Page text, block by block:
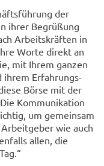
der
ihrer Be­grü­ßung
Ar­beits­kräf­ten in
Worte di­rekt an
mit Ihrem gan­zen
ihrem Er­fah­rungs­
Börse mit der
Kom­mu­ni­ka­ti­on
um ge­mein­sam
wie auch
allen, die